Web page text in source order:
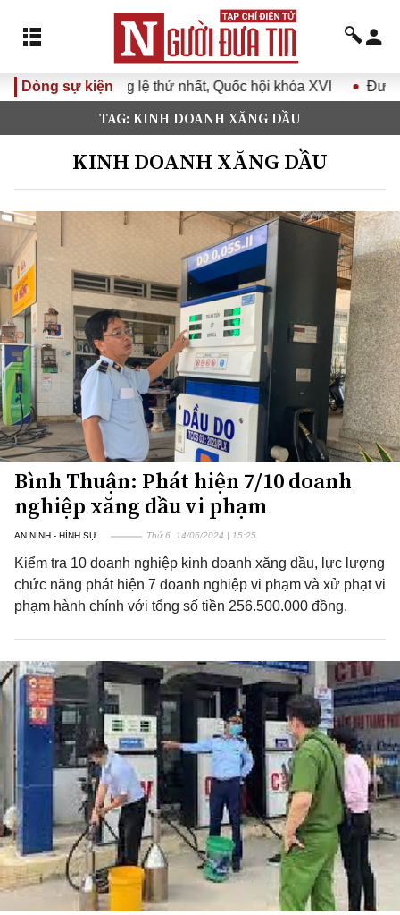
Dòng sự kiện
nhất, Quốc hội khóa XVI Đưa Nghị quyết Đại hội Đảng
TAG: KINH DOANH XĂNG DẦU
KINH DOANH XĂNG DẦU
Bình Thuận: Phát hiện 7/10 doanh
nghiệp xăng dầu vi phạm
AN NINH - HÌNH SỰ Thứ 6, 14/06/2024 | 15:25
Kiểm tra 10 doanh nghiệp kinh doanh xăng dầu, lực lượng
chức năng phát hiện 7 doanh nghiệp vi phạm và xử phạt vi
phạm hành chính với tổng số tiền 256.500.000 đồng.